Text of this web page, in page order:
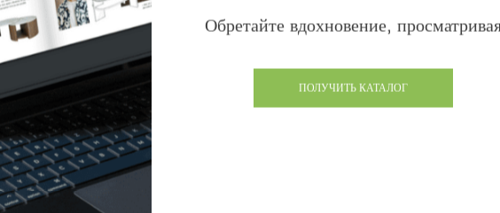
Узнайте, что было до и после!
Обретайте вдохновение,
ПОЛУЧИТЬ КАТАЛОГ